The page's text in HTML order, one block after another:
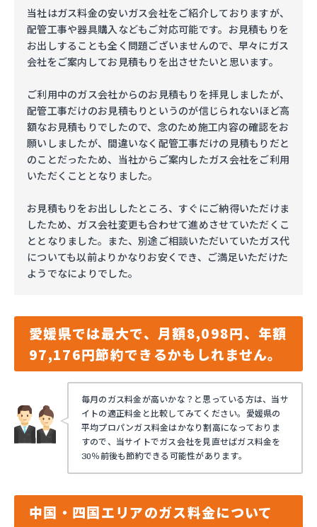
当社はガス料金の安いガス会社をご紹介しておりますが、
配管工事や器具購入などもご対応可能です。お見積もりを
お出しすることも全く問題ございませんので、早々にガス
会社をご案内してお見積もりを出させたいと思います。
ご利用中のガス会社からのお見積もりを拝見しましたが、
配管工事だけのお見積もりというのが信じられないほど高
額なお見積もりでしたので、念のため施工内容の確認をお
願いしましたが、間違いなく配管工事だけの見積もりだと
のことだったため、当社からご案内したガス会社をご利用
いただくこととなりました。
お見積もりをお出ししたところ、すぐにご納得いただけま
したため、ガス会社変更も合わせて進めさせていただくこ
ととなりました。また、別途ご相談いただいていたガス代
についても以前よりかなりお安くでき、ご満足いただけた
ようでなによりでした。
愛媛県では最大で、月額8,098円、年額
97,176円節約できるかもしれません。
毎月のガス料金が高いかな？と思っている方は、当サ
イトの適正料金と比較してみてください。愛媛県の
平均プロパンガス料金はかなり割高になっておりま
すので、当サイトでガス会社を見直せばガス料金を
30％前後も節約できる可能性があります。
中国・四国エリアのガス料金について